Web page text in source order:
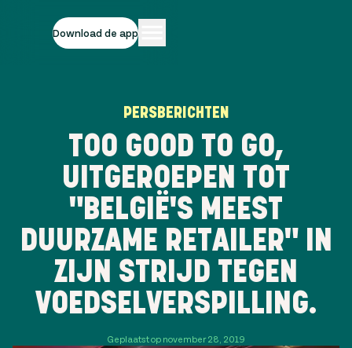
Download de app
PERSBERICHTEN
TOO GOOD TO GO,
UITGEROEPEN TOT
"BELGIË'S MEEST
DUURZAME RETAILER" IN
ZIJN STRIJD TEGEN
VOEDSELVERSPILLING.
Geplaatst op november 28, 2019